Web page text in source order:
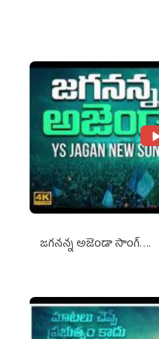
జగనన్న అజెండా సాంగ్….